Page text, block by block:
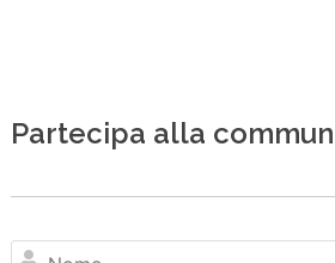
Partecipa alla